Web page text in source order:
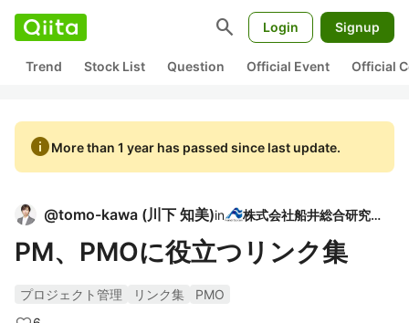
search Login Signup
Trend Stock List Question Official Event Official
infoMore than 1 year has passed since last update.
@tomo-kawa (川下 知美)in 株式会社船井総合研究所
PM、PMOに役立つリンク集
プロジェクト管理 リンク集
PMO